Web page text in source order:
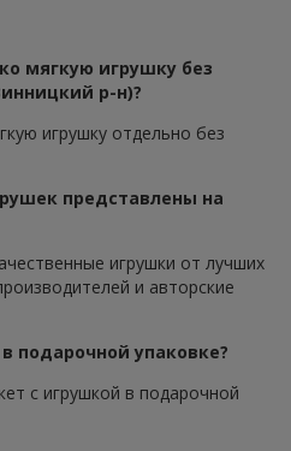
мягкую игрушку без
р-н)?
игрушку отдельно без
представлены на
игрушки от лучших
и авторские
подарочной упаковке?
с игрушкой в подарочной